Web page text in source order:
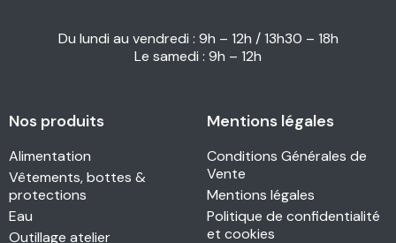
Du lundi au vendredi : 9h – 12h / 13h30 – 18h
Le samedi : 9h – 12h
Nos produits
Alimentation
Vêtements, bottes &
protections
Eau
Outillage atelier
Mentions légales
Conditions Générales de
Vente
Mentions légales
Politique de confidentialité
et cookies